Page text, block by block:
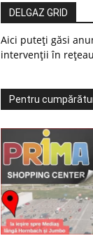
DELGAZ GRID
Aici puteți găsi
intervenții în
Pentru